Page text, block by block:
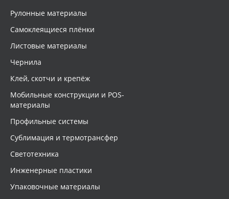
Рулонные материалы
Самоклеящиеся плёнки
Листовые материалы
Чернила
Клей, скотчи и крепёж
Мобильные конструкции и POS-
материалы
Профильные системы
Сублимация и термотрансфер
Светотехника
Инженерные пластики
Упаковочные материалы